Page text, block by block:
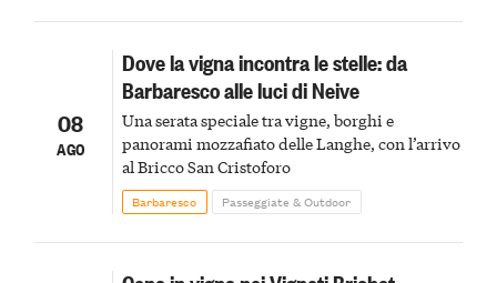
08
AGO
Dove la vigna incontra le stelle: da
Barbaresco alle luci di Neive
Una serata speciale tra vigne, borghi e
panorami mozzafiato delle Langhe, con l’arrivo
al Bricco San Cristoforo
Barbaresco Passeggiate & Outdoor